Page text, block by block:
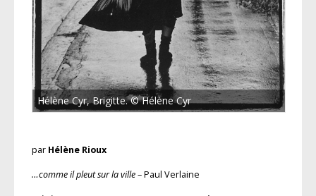
Hélène Cyr, Brigitte. © Hélène Cyr
par Hélène Rioux
…comme il pleut sur la ville– Paul Verlaine